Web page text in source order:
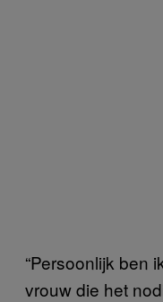
“Persoonlijk ben
vrouw die het